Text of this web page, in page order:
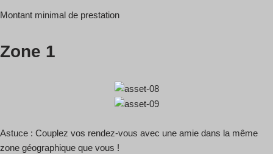
Montant minimal de prestation
Zone 1
Astuce : Couplez vos rendez-vous avec une amie dans la même
zone géographique que vous !